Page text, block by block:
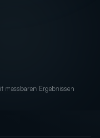
messbaren Ergebnissen